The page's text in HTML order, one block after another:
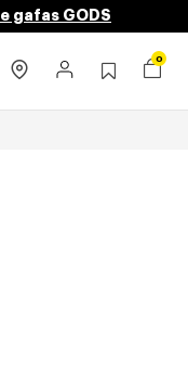
gafas GODS
0